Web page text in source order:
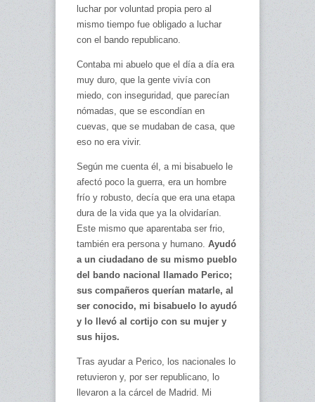
luchar por voluntad propia pero al
mismo tiempo fue obligado a luchar
con el bando republicano.
Contaba mi abuelo que el día a día era
muy duro, que la gente vivía con
miedo, con inseguridad, que parecían
nómadas, que se escondían en
cuevas, que se mudaban de casa, que
eso no era vivir.
Según me cuenta él, a mi bisabuelo le
afectó poco la guerra, era un hombre
frío y robusto, decía que era una etapa
dura de la vida que ya la olvidarían.
Este mismo que aparentaba ser frio,
también era persona y humano. Ayudó
a un ciudadano de su mismo pueblo
del bando nacional llamado Perico;
sus compañeros querían matarle, al
ser conocido, mi bisabuelo lo ayudó
y lo llevó al cortijo con su mujer y
sus hijos.
Tras ayudar a Perico, los nacionales lo
retuvieron y, por ser republicano, lo
llevaron a la cárcel de Madrid. Mi